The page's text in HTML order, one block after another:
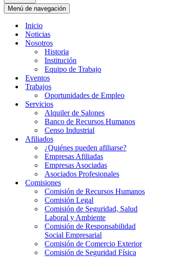
Menú de navegación
Inicio
Noticias
Nosotros
Historia
Institución
Equipo de Trabajo
Eventos
Trabajos
Oportunidades de Empleo
Servicios
Alquiler de Salones
Banco de Recursos Humanos
Censo Industrial
Afiliados
¿Quiénes pueden afiliarse?
Empresas Afiliadas
Empresas Asociadas
Asociados Profesionales
Comisiones
Comisión de Recursos Humanos
Comisión Legal
Comisión de Seguridad, Salud
Laboral y Ambiente
Comisión de Responsabilidad
Social Empresarial
Comisión de Comercio Exterior
Comisión de Seguridad Física